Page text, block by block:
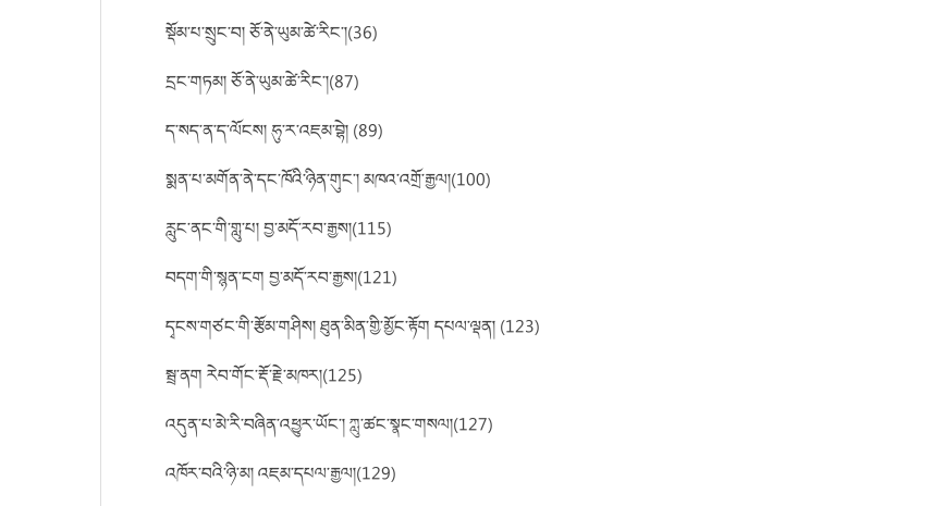
སྡོམ་པ་སྲུང་བ། ཅོ་ནེ་ཡུམ་ཚེ་རིང་།(36)
དྲང་གཏམ། ཅོ་ནེ་ཡུམ་ཚེ་རིང་།(87)
ད་སད་ན་ད་ལོངས། ཧུ་ར་འཇམ་བྷེ། (89)
སྨན་པ་མགོན་ནེ་དང་ཁོའི་ཉིན་གུང་། མཁའ་འགྲོ་རྒྱལ།(100)
རླུང་ནང་གི་གླུ་པ། བྱ་མདོ་རབ་རྒྱས།(115)
བདག་གི་སྙན་ངག བྱ་མདོ་རབ་རྒྱས།(121)
དྭངས་གཙང་གི་རྩོམ་གཤིས། ཐུན་མིན་གྱི་མྱོང་རྟོག དཔལ་ལྡན། (123)
སྦྲ་ནག རེབ་གོང་རྡོ་རྗེ་མཁར།(125)
འདུན་པ་མེ་རི་བཞིན་འཕྱུར་ཡོང་། ཀླུ་ཚང་སྣང་གསལ།(127)
འཁོར་བའི་ཉི་མ། འཇམ་དཔལ་རྒྱལ།(129)